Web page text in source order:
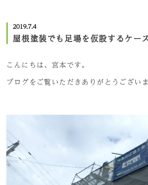
2019.7.4
屋根塗装でも足場を仮設するケー
こんにちは、宮本です。
ブログをご覧いただきありがとうございま